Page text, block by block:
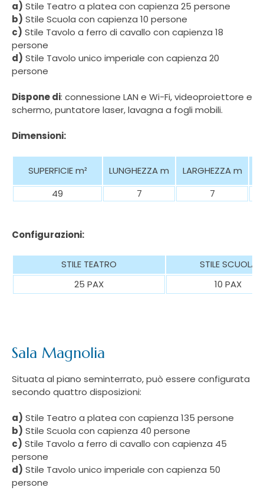
a) Stile Teatro a platea con capienza 25 persone
b) Stile Scuola con capienza 10 persone
c) Stile Tavolo a ferro di cavallo con capienza 18
persone
d) Stile Tavolo unico imperiale con capienza 20
persone
Dispone di: connessione LAN e Wi-Fi, videoproiettore e
schermo, puntatore laser, lavagna a fogli mobili.
Dimensioni:
SUPERFICIEm² LUNGHEZZA m LARGHEZZA m
49
7 7
Configurazioni:
STILE TEATRO
STILE SCUOLA
25 PAX
10 PAX
Sala Magnolia
Situata al piano seminterrato, può essere configurata
secondo quattro disposizioni:
a) Stile Teatro a platea con capienza 135 persone
b) Stile Scuola con capienza 40 persone
c) Stile Tavolo a ferro di cavallo con capienza 45
persone
d) Stile Tavolo unico imperiale con capienza 50
persone